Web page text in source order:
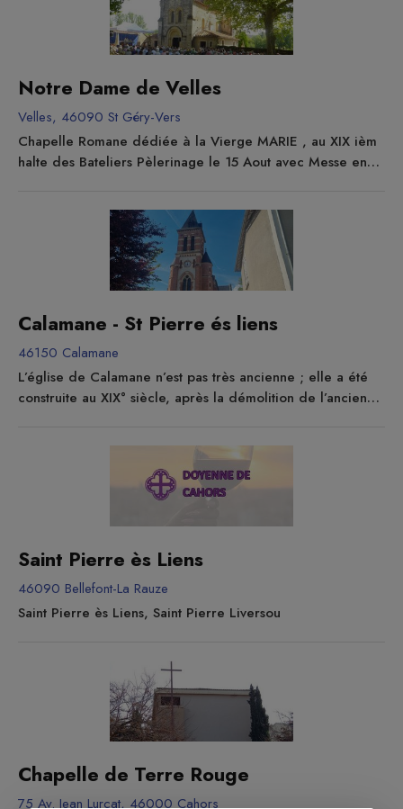
été en grande partie reconstruite au XVIII° et des baies
plus larges y ont été percées afin d’améliorer l’éclairage....
Notre Dame de Velles
Velles, 46090 St Géry-Vers
Chapelle Romane dédiée à la Vierge MARIE , au XIX ièm
halte des Bateliers Pèlerinage le 15 Aout avec Messe en
Calamane - St Pierre és liens
46150 Calamane
L’église de Calamane n’est pas très ancienne ; elle a été
construite au XIX° siècle, après la démolition de l’ancienne
de voir s’écrouler le clocher sur les habitations voisines.
Sans compter qu’à l’époque elle était jugée trop petite car
elle ne pouvait accueillir que 260...
Saint Pierre ès Liens
46090 Bellefont-La Rauze
Saint Pierre ès Liens, Saint Pierre Liversou
Chapelle de Terre Rouge
75 Av. Jean Lurçat, 46000 Cahors